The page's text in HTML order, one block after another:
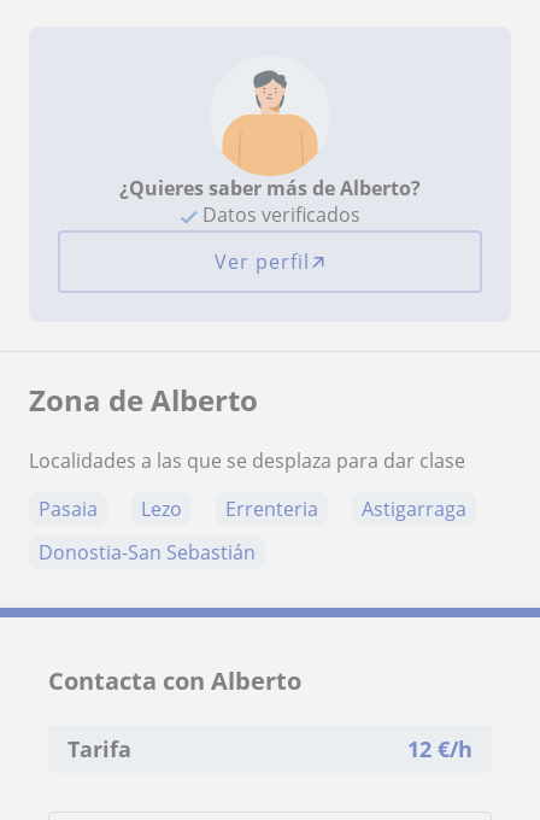
¿Quieres saber más de Alberto?
Datos verificados
Ver perfil
Zona de Alberto
Localidades a las que se desplaza para dar clase
Pasaia
Lezo Errenteria
Astigarraga
Donostia-San Sebastián
Contacta con Alberto
Tarifa 12 €/h